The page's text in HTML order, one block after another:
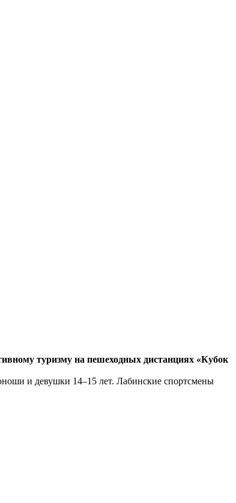
туризму на пешеходных дистанциях «Кубок
и девушки 14–15 лет. Лабинские спортсмены